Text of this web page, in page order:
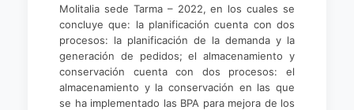
Molitalia sede Tarma – 2022, en los cuales se
concluye que: la planificación cuenta con dos
procesos: la planificación de la demanda y la
generación de pedidos; el almacenamiento y
conservación cuenta con dos procesos: el
almacenamiento y la conservación en las que
se ha implementado las BPA para mejora de los